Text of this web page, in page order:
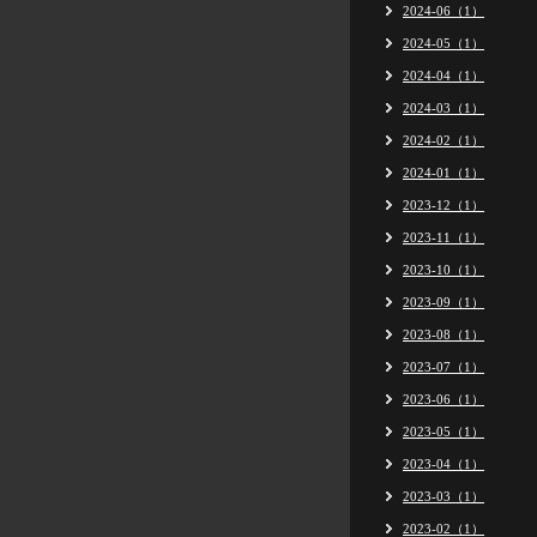
2024-06（1）
2024-05（1）
2024-04（1）
2024-03（1）
2024-02（1）
2024-01（1）
2023-12（1）
2023-11（1）
2023-10（1）
2023-09（1）
2023-08（1）
2023-07（1）
2023-06（1）
2023-05（1）
2023-04（1）
2023-03（1）
2023-02（1）